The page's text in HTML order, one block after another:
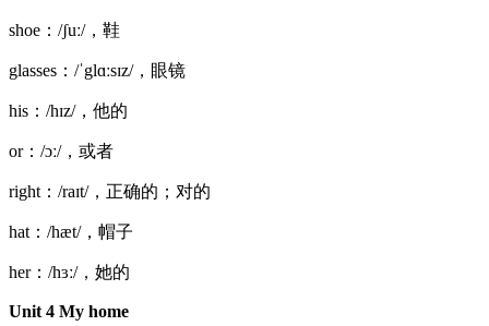
shoe：/ʃuː/，鞋
glasses：/ˈglɑːsɪz/，眼镜
his：/hɪz/，他的
or：/ɔː/，或者
right：/raɪt/，正确的；对的
hat：/hæt/，帽子
her：/hɜː/，她的
Unit 4 My home